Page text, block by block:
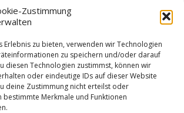
Zustimmung
zu bieten, verwenden wir Technologien
zu speichern und/oder darauf
diesen Technologien zustimmst, können wir
oder eindeutige IDs auf dieser Website
deine Zustimmung nicht erteilst oder
bestimmte Merkmale und Funktionen
Weiter lesen